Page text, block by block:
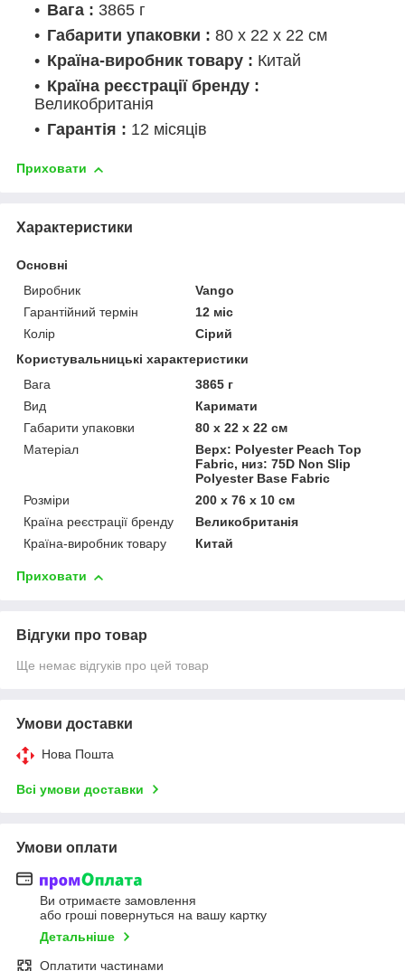
Вага : 3865 г
Габарити упаковки : 80 х 22 х 22 см
Країна-виробник товару : Китай
Країна реєстрації бренду :
Великобританія
Гарантія : 12 місяців
Приховати
Характеристики
Основні
Виробник
Vango
Гарантійний термін
12 міс
Колір
Сірий
Користувальницькі характеристики
Вага
3865 г
Вид
Каримати
Габарити упаковки
80 х 22 х 22 см
Матеріал
Верх: Polyester Peach Top
Fabric, низ: 75D Non Slip
Polyester Base Fabric
Розміри
200 x 76 x 10 см
Країна реєстрації бренду
Великобританія
Країна-виробник товару
Китай
Приховати
Відгуки про товар
Ще немає відгуків про цей товар
Умови доставки
Нова Пошта
Всі умови доставки
Умови оплати
Ви отримаєте замовлення
або гроші повернуться на вашу картку
Детальніше
Оплатити частинами